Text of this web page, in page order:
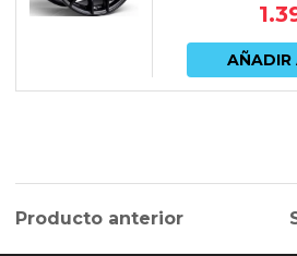
AÑADIR
Producto anterior